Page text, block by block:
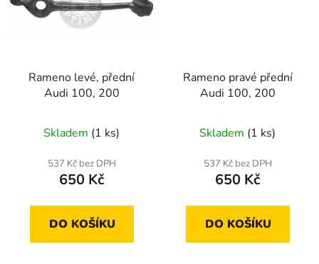
Rameno levé, přední
Audi 100, 200
Skladem (1 ks)
537 Kč bez DPH
650 Kč
DO KOŠÍKU
Rameno pravé přední
Audi 100, 200
Skladem (1 ks)
537 Kč bez DPH
650 Kč
DO KOŠÍKU